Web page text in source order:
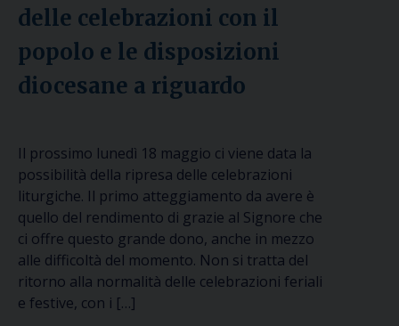
delle celebrazioni con il
popolo e le disposizioni
diocesane a riguardo
Il prossimo lunedì 18 maggio ci viene data la
possibilità della ripresa delle celebrazioni
liturgiche. Il primo atteggiamento da avere è
quello del rendimento di grazie al Signore che
ci offre questo grande dono, anche in mezzo
alle difficoltà del momento. Non si tratta del
ritorno alla normalità delle celebrazioni feriali
e festive, con i […]